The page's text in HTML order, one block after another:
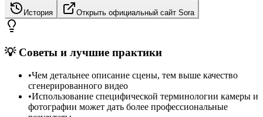
История Открыть официальный сайт Sora
💡 Советы и лучшие практики
•Чем детальнее описание сцены, тем выше качество
сгенерированного видео
•Использование специфической терминологии камеры и
фотографии может дать более профессиональные